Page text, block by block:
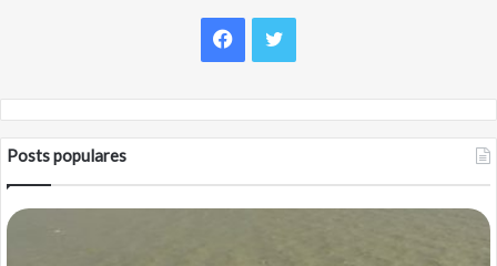
Facebook
Twitter
Posts populares